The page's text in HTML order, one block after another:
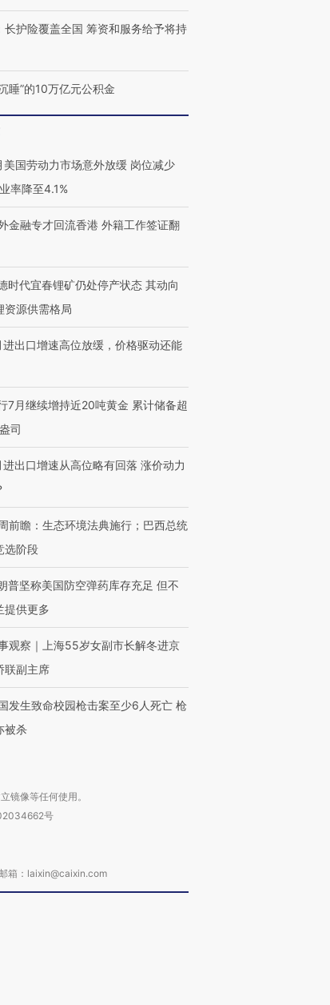
长护险覆盖全国 筹资和服务给予将持
睡”的10万亿元公积金
美国劳动力市场意外放缓 岗位减少
率降至4.1%
金融专才回流香港 外籍工作签证翻
时代宜春锂矿仍处停产状态 其动向
资源供需格局
进出口增速高位放缓，价格驱动还能
7月继续增持近20吨黄金 累计储备超
司
进出口增速从高位略有回落 涨价动力
前瞻：生态环境法典施行；巴西总统
选阶段
普坚称美国防空弹药库存充足 但不
提供更多
观察｜上海55岁女副市长解冬进京
联副主席
发生致命校园枪击案至少6人死亡 枪
被杀
镜像等任何使用。
号
箱：laixin@caixin.com